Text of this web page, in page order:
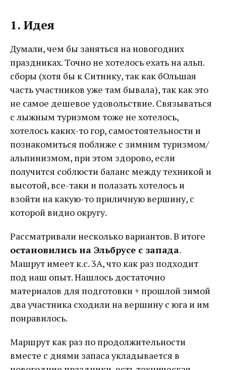
1. Идея
Думали, чем бы заняться на новогодних
праздниках. Точно не хотелось ехать на альп.
сборы (хотя бы к Ситнику, так как бОльшая
часть участников уже там бывала), так как это
не самое дешевое удовольствие. Связываться
с лыжным туризмом тоже не хотелось,
хотелось каких-то гор, самостоятельности и
познакомиться поближе с зимним туризмом/
альпинизмом, при этом здорово, если
получится соблюсти баланс между техникой и
высотой, все-таки и полазать хотелось и
взойти на какую-то приличную вершину, с
которой видно округу.
Рассматривали несколько вариантов. В итоге
остановились на Эльбрусе с запада.
Машрут имеет к.с. 3А, что как раз подходит
под наш опыт. Нашлось достаточно
материалов для подготовки + прошлой зимой
два участника сходили на вершину с юга и им
понравилось.
Маршрут как раз по продолжительности
вместе с днями запаса укладывается в